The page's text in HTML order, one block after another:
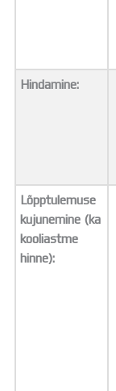
Hindamine:
Lõpptulemuse
kujunemine (ka
kooliastme
hinne):